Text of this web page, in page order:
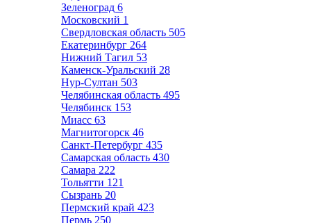
Зеленоград 6
Московский 1
Свердловская область 505
Екатеринбург 264
Нижний Тагил 53
Каменск-Уральский 28
Нур-Султан 503
Челябинская область 495
Челябинск 153
Миасс 63
Магнитогорск 46
Санкт-Петербург 435
Самарская область 430
Самара 222
Тольятти 121
Сызрань 20
Пермский край 423
Пермь 250